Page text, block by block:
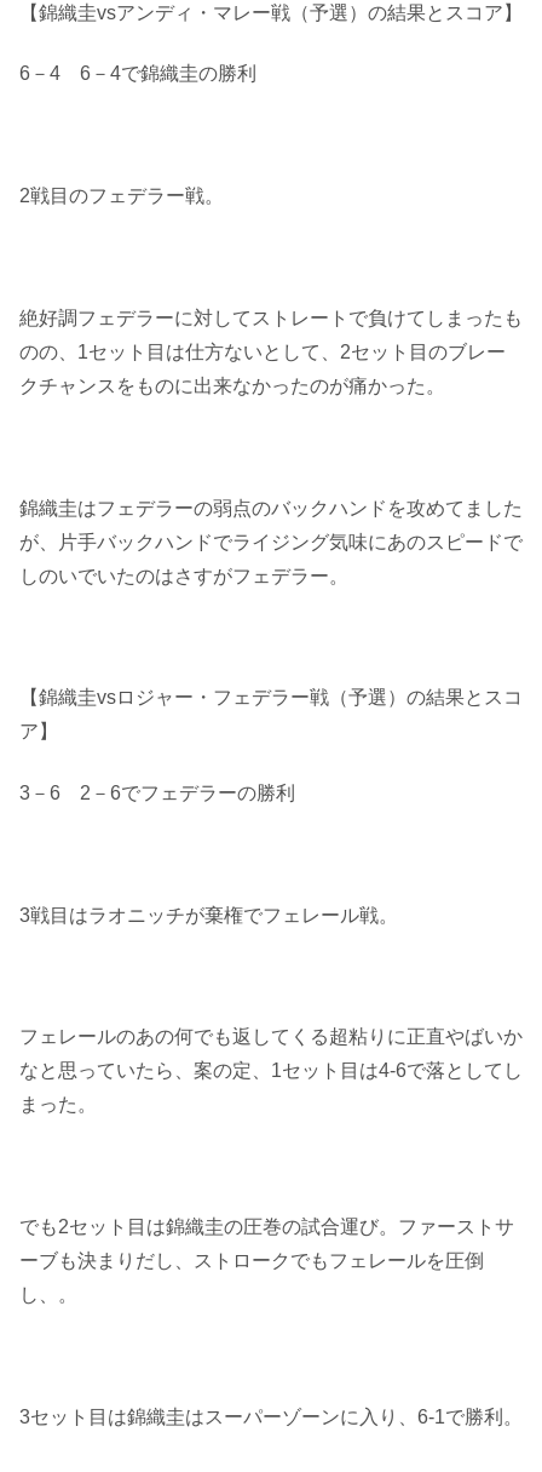
【錦織圭vsアンディ・マレー戦（予選）の結果とスコア】
6－4 6－4で錦織圭の勝利
2戦目のフェデラー戦。
絶好調フェデラーに対してストレートで負けてしまったも
のの、1セット目は仕方ないとして、2セット目のブレー
クチャンスをものに出来なかったのが痛かった。
錦織圭はフェデラーの弱点のバックハンドを攻めてました
が、片手バックハンドでライジング気味にあのスピードで
しのいでいたのはさすがフェデラー。
【錦織圭vsロジャー・フェデラー戦（予選）の結果とスコ
ア】
3－6 2－6でフェデラーの勝利
3戦目はラオニッチが棄権でフェレール戦。
フェレールのあの何でも返してくる超粘りに正直やばいか
なと思っていたら、案の定、1セット目は4-6で落としてし
まった。
でも2セット目は錦織圭の圧巻の試合運び。ファーストサ
ーブも決まりだし、ストロークでもフェレールを圧倒
し、。
3セット目は錦織圭はスーパーゾーンに入り、6-1で勝利。